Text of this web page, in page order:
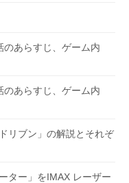
のあらすじ、ゲーム内
のあらすじ、ゲーム内
リブン」の解説とそれぞ
ター」をIMAX レーザー